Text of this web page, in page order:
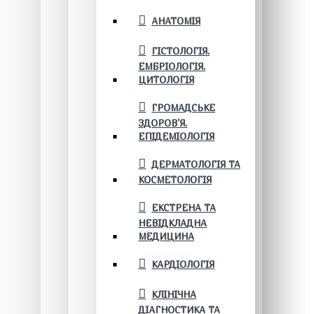
АНАТОМІЯ
ГІСТОЛОГІЯ.
ЕМБРІОЛОГІЯ.
ЦИТОЛОГІЯ
ГРОМАДСЬКЕ
ЗДОРОВ’Я.
ЕПІДЕМІОЛОГІЯ
ДЕРМАТОЛОГІЯ ТА
КОСМЕТОЛОГІЯ
ЕКСТРЕНА ТА
НЕВІДКЛАДНА
МЕДИЦИНА
КАРДІОЛОГІЯ
КЛІНІЧНА
ДІАГНОСТИКА ТА